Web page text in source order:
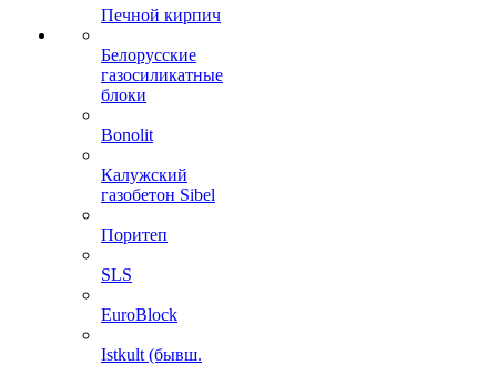
Печной кирпич
Белорусские
газосиликатные
блоки
Bonolit
Калужский
газобетон Sibel
Поритеп
SLS
EuroBlock
Istkult (бывш.